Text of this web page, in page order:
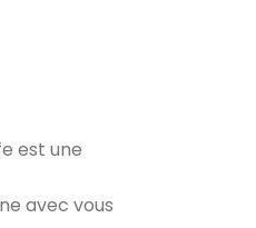
est une
avec vous